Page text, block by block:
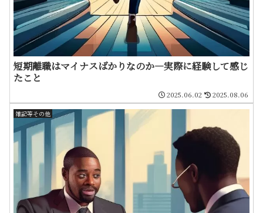
短期離職はマイナスばかりなのか―実際に経験して感じ
たこと
2025.06.02 2025.08.06
雑記等その他